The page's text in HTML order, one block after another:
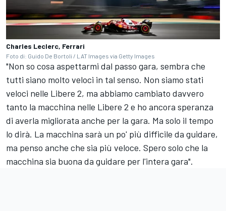
Charles Leclerc, Ferrari
Foto di: Guido De Bortoli / LAT Images via Getty Images
"Non so cosa aspettarmi dal passo gara, sembra che
tutti siano molto veloci in tal senso. Non siamo stati
veloci nelle Libere 2, ma abbiamo cambiato davvero
tanto la macchina nelle Libere 2 e ho ancora speranza
di averla migliorata anche per la gara. Ma solo il tempo
lo dirà. La macchina sarà un po' più difficile da guidare,
ma penso anche che sia più veloce. Spero solo che la
macchina sia buona da guidare per l'intera gara".